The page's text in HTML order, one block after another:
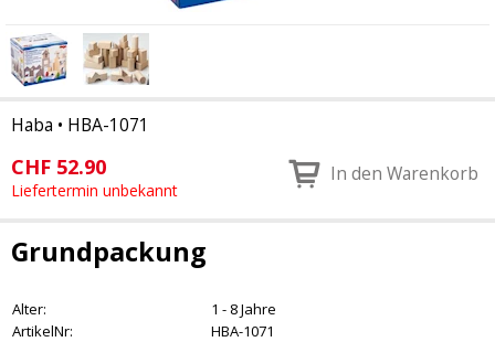
Haba • HBA-1071
CHF 52.90
Liefertermin unbekannt
In den Warenkorb
Grundpackung
Alter:
1 - 8 Jahre
ArtikelNr:
HBA-1071